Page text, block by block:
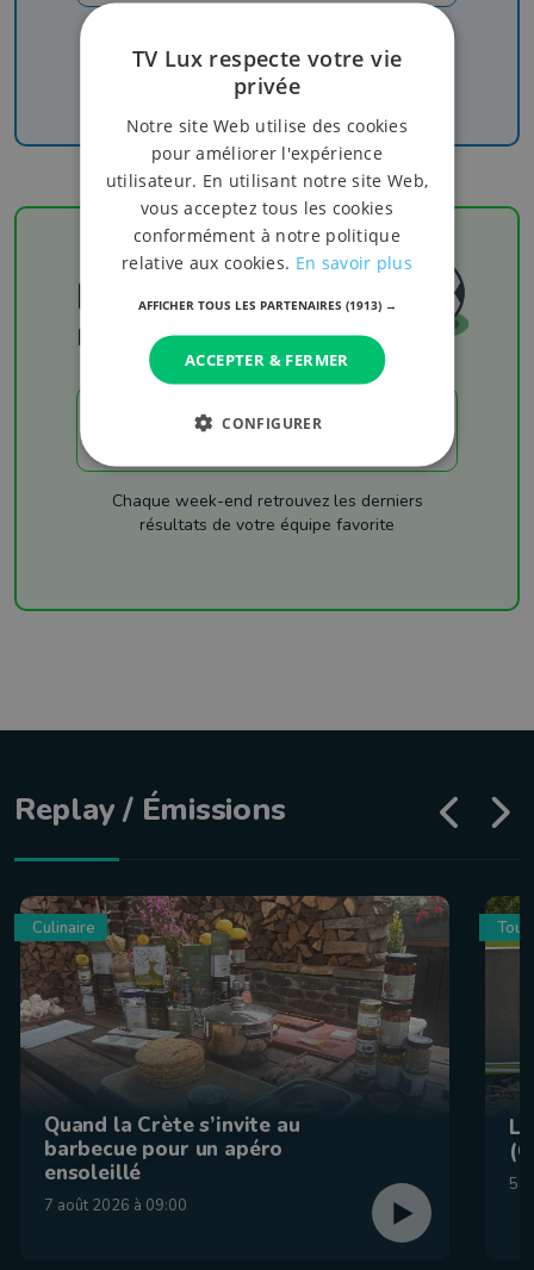
de l'info, du sport et de nos émissions
Football
Les résultats
LES RÉSULTATS
Chaque week-end retrouvez les derniers
résultats de votre équipe favorite
Replay / Émissions
Culinaire
Quand la Crète s’invite au
barbecue pour un apéro
ensoleillé
7 août 2026 à 09:00
5
TV Lux respecte votre vie
privée
Notre site Web utilise des cookies
pour améliorer l'expérience
utilisateur. En utilisant notre site Web,
vous acceptez tous les cookies
conformément à notre politique
relative aux cookies. En savoir plus
AFFICHER TOUS LES PARTENAIRES (1913) →
ACCEPTER & FERMER
CONFIGURER